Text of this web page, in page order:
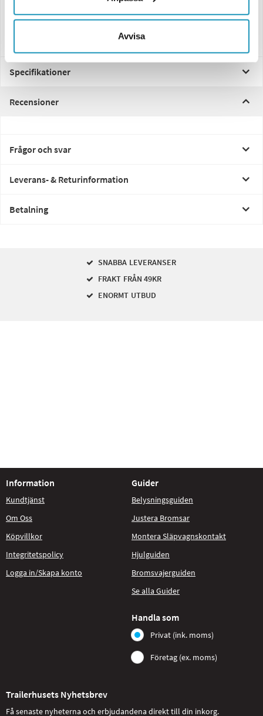
Avvisa
– Mått: 237×138×53 mm
– Monteringsdetaljer: Sexkantsskruvar M5×20 mm och flänsmuttrar
Specifikationer
Recensioner
Frågor och svar
Leverans- & Returinformation
Betalning
SNABBA LEVERANSER
FRAKT FRÅN 49KR
ENORMT UTBUD
Information
Kundtjänst
Om Oss
Köpvillkor
Integritetspolicy
Logga in/Skapa konto
Guider
Belysningsguiden
Justera Bromsar
Montera Släpvagnskontakt
Hjulguiden
Bromsvajerguiden
Se alla Guider
Handla som
Privat (ink. moms)
Företag (ex. moms)
Trailerhusets Nyhetsbrev
Få senaste nyheterna och erbjudandena direkt till din inkorg.